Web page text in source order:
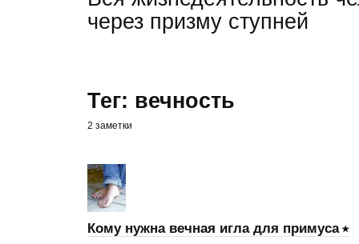
через призму ступней
Тег: вечность
2 заметки
Кому нужна вечная игла для примуса